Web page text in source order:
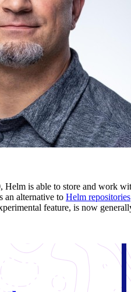
Helm is able to store and work
an alternative to Helm repositories
feature, is now